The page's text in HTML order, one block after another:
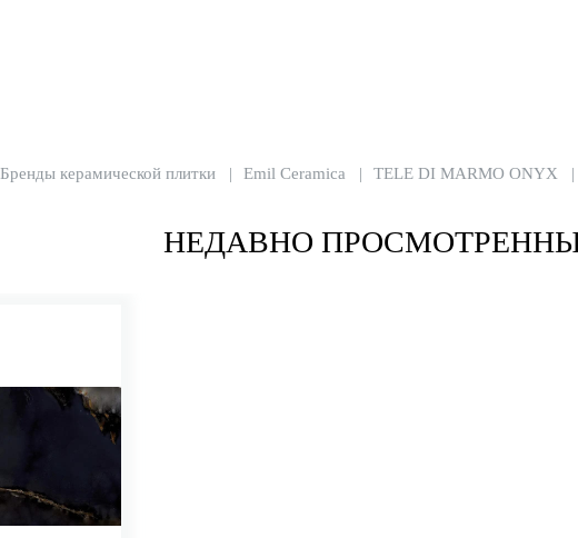
Бренды керамической плитки Emil Ceramica TELE DI MARMO ONYX
НЕДАВНО